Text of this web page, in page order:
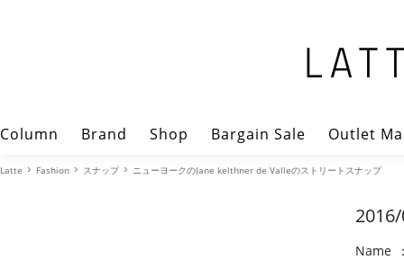
Column Brand Shop Bargain Sale Outlet
Latte Fashion スナップ ニューヨークのJane kelthner de Valleのストリートスナップ
Name